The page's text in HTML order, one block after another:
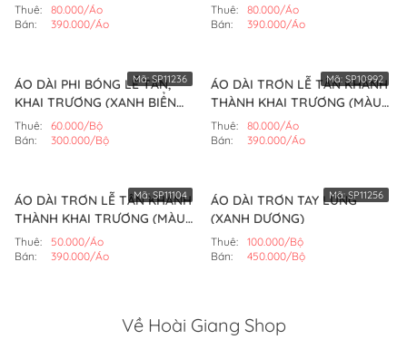
LÁ)
Thuê:
80.000/Áo
Bán:
390.000/Áo
ĐỎ)
Thuê:
80.000/Áo
Bán:
390.000/Áo
ÁO DÀI PHI BÓNG LỄ TÂN,
KHAI TRƯƠNG (XANH BIỂN
NHẠT)
Thuê:
60.000/Bộ
Bán:
300.000/Bộ
Mã:SP11236
ÁO DÀI TRƠN LỄ TÂN KHÁNH
THÀNH KHAI TRƯƠNG (MÀU
TRẮNG)
Thuê:
80.000/Áo
Bán:
390.000/Áo
Mã: SP10992
ÁO DÀI TRƠN LỄ TÂN KHÁNH
THÀNH KHAI TRƯƠNG (MÀU
CAM)
Thuê:
50.000/Áo
Bán:
390.000/Áo
Mã:SP11104
ÁO DÀI TRƠN TAY LỮNG
(XANH DƯƠNG)
Thuê:
100.000/Bộ
Bán:
450.000/Bộ
Mã:SP11256
Về Hoài Giang Shop